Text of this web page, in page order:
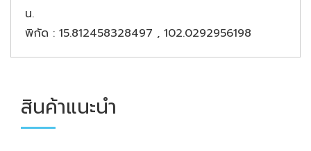
น.
พิกัด : 15.812458328497 , 102.0292956198
สินค้าแนะนำ